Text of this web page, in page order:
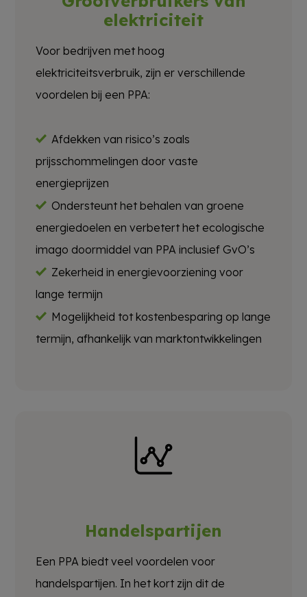
elektriciteit
Voor bedrijven met hoog
elektriciteitsverbruik, zijn er verschillende
voordelen bij een PPA:
Afdekken van risico’s zoals
prijsschommelingen door vaste
energieprijzen
Ondersteunt het behalen van groene
energiedoelen en verbetert het ecologische
imago doormiddel van PPA inclusief GvO’s
Zekerheid in energievoorziening voor
lange termijn
Mogelijkheid tot kostenbesparing op lange
termijn, afhankelijk van marktontwikkelingen
Handelspartijen
Een PPA biedt veel voordelen voor
handelspartijen. In het kort zijn dit de